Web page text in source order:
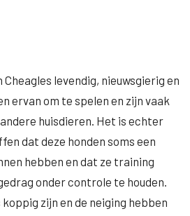
levendig, nieuwsgierig en
ervan om te spelen en zijn vaak
huisdieren. Het is echter
dat deze honden soms een
hebben en dat ze training
onder controle te houden.
koppig zijn en de neiging hebben